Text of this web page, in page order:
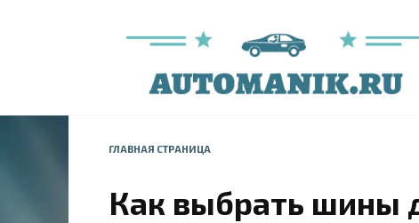
ГЛАВНАЯ СТРАНИЦА
Как выбрать шины